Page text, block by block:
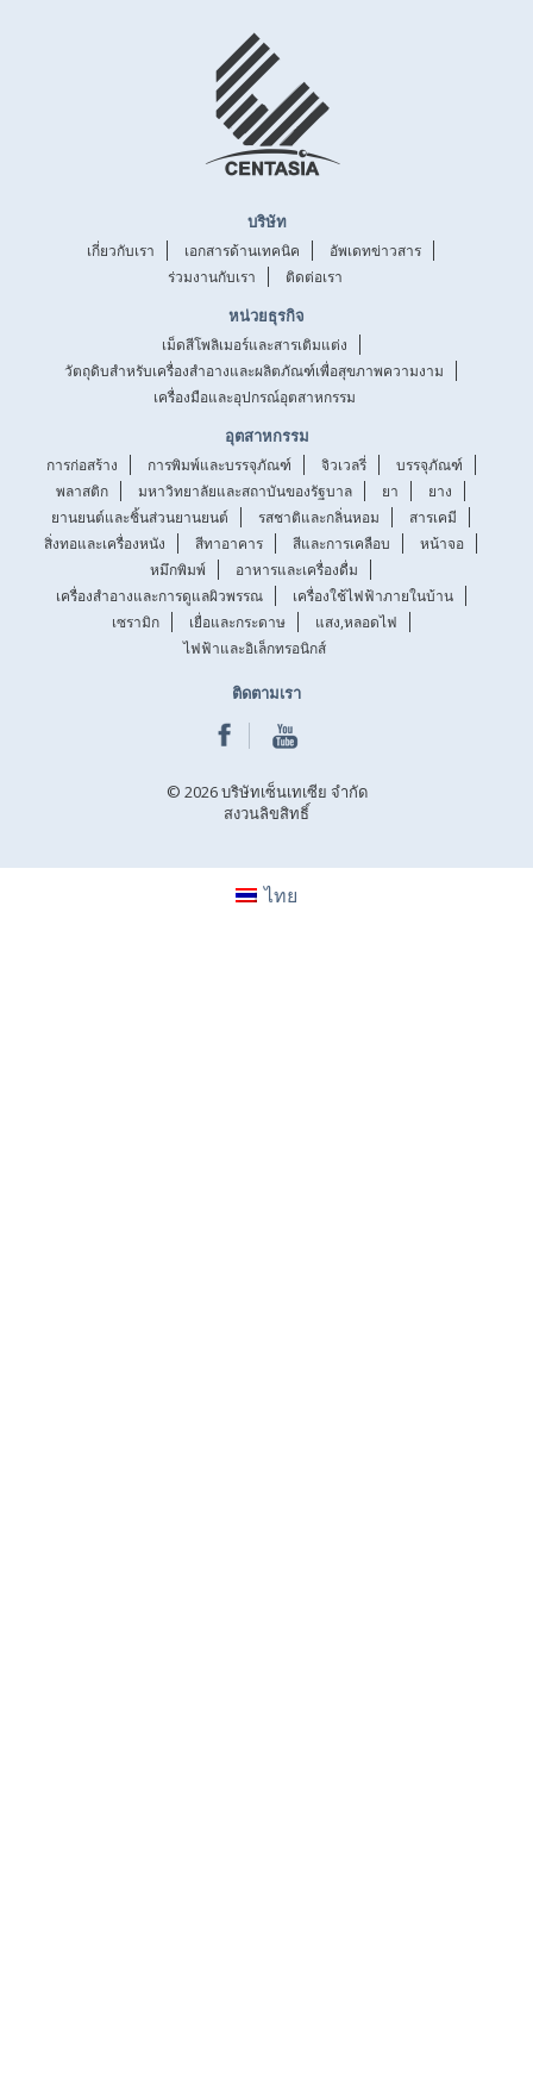
บริษัท
เกี่ยวกับเรา เอกสารด้านเทคนิค
อัพเดทข่าวสาร
ร่วมงานกับเรา
ติดต่อเรา
หน่วยธุรกิจ
เม็ดสีโพลิเมอร์และสารเติมแต่ง
วัตถุดิบสำหรับเครื่องสำอางและผลิตภัณฑ์เพื่อสุขภาพความงาม
เครื่องมือและอุปกรณ์อุตสาหกรรม
อุตสาหกรรม
การก่อสร้าง การพิมพ์และบรรจุภัณฑ์ จิวเวลรี่
บรรจุภัณฑ์
พลาสติก
มหาวิทยาลัยและสถาบันของรัฐบาล ยา
ยาง
ยานยนต์และชิ้นส่วนยานยนต์
รสชาติและกลิ่นหอม
สารเคมี
สิ่งทอและเครื่องหนัง
สีทาอาคาร สีและการเคลือบ
หน้าจอ
หมึกพิมพ์
อาหารและเครื่องดื่ม
เครื่องสำอางและการดูแลผิวพรรณ
เครื่องใช้ไฟฟ้าภายในบ้าน
เซรามิก
เยื่อและกระดาษ
แสง,หลอดไฟ
ไฟฟ้าและอิเล็กทรอนิกส์
ติดตามเรา
© 2026 บริษัทเซ็นเทเซีย จำกัด
สงวนลิขสิทธิ์
ไทย